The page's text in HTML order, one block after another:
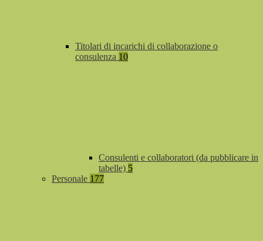
Titolari di incarichi di collaborazione o
consulenza 10
Consulenti e collaboratori (da pubblicare in
tabelle) 5
Personale 177